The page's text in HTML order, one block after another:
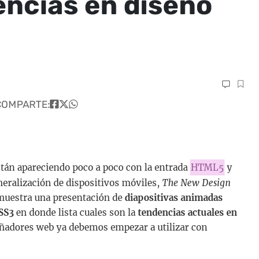
apareciendo poco a poco con la entrada HTML5 y
de dispositivos móviles, The New Design
una presentación de diapositivas animadas
en donde lista cuales son la tendencias actuales en
web ya debemos empezar a utilizar con